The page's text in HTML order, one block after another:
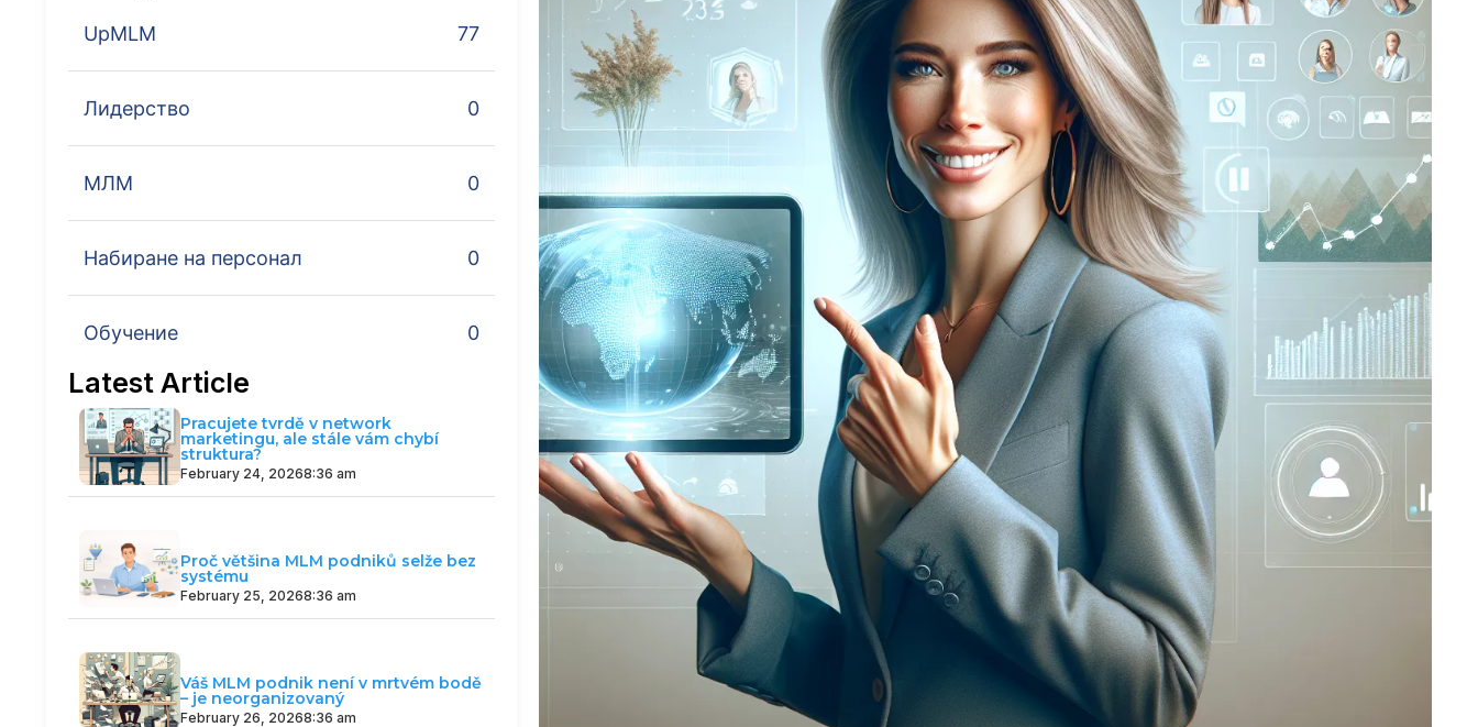
UpMLM 77
Лидерство 0
МЛМ 0
Набиране на персонал 0
Обучение 0
Latest Article
February 24, 20268:36 am
Pracujete tvrdě v network
marketingu, ale stále vám chybí
struktura?
February 25, 20268:36 am
Proč většina MLM podniků selže bez
systému
February 26, 20268:36 am
Váš MLM podnik není v mrtvém bodě
– je neorganizovaný